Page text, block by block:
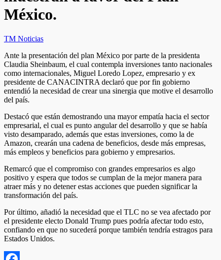
México.
TM Noticias
Ante la presentación del plan México por parte de la presidenta
Claudia Sheinbaum, el cual contempla inversiones tanto nacionales
como internacionales, Miguel Loredo Lopez, empresario y ex
presidente de CANACINTRA declaró que por fin gobierno
entendió la necesidad de crear una sinergia que motive el desarrollo
del país.
Destacó que están demostrando una mayor empatía hacia el sector
empresarial, el cual es punto angular del desarrollo y que se había
visto desamparado, además que estas inversiones, como la de
Amazon, crearán una cadena de beneficios, desde más empresas,
más empleos y beneficios para gobierno y empresarios.
Remarcó que el compromiso con grandes empresarios es algo
positivo y espera que todos se cumplan de la mejor manera para
atraer más y no detener estas acciones que pueden significar la
transformación del país.
Por último, añadió la necesidad que el TLC no se vea afectado por
el presidente electo Donald Trump pues podría afectar todo esto,
confiando en que no sucederá porque también tendría estragos para
Estados Unidos.